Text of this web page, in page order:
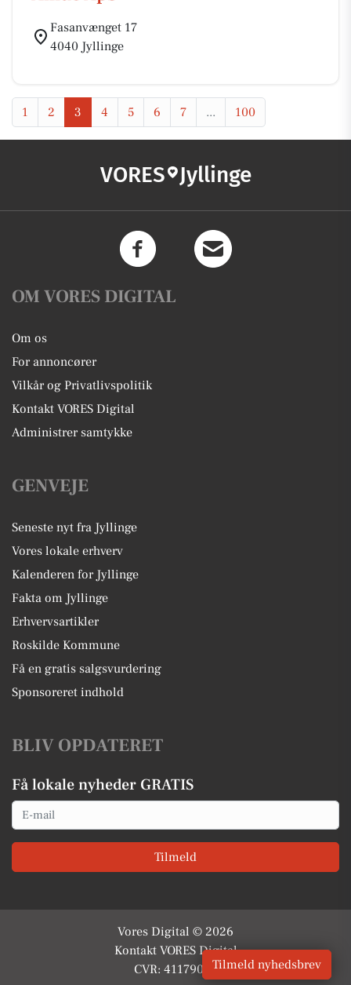
Fasanvænget 17
4040 Jyllinge
1 2 3 4 5 6 7 ... 100
VORES Jyllinge
OM VORES DIGITAL
Om os
For annoncører
Vilkår og Privatlivspolitik
Kontakt VORES Digital
Administrer samtykke
GENVEJE
Seneste nyt fra Jyllinge
Vores lokale erhverv
Kalenderen for Jyllinge
Fakta om Jyllinge
Erhvervsartikler
Roskilde Kommune
Få en gratis salgsvurdering
Sponsoreret indhold
BLIV OPDATERET
Få lokale nyheder GRATIS
Email
Tilmeld
Vores Digital © 2026
Kontakt VORES Digital
CVR: 41179082Tilmeld nyhedsbrev